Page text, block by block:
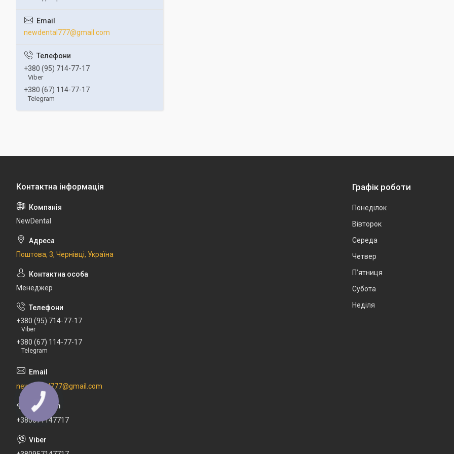
newdental777@gmail.com
+380 (95) 714-77-17
Viber
+380 (67) 114-77-17
Telegram
NewDental
Поштова, 3, Чернівці, Україна
Менеджер
+380 (95) 714-77-17
Viber
+380 (67) 114-77-17
Telegram
newdental777@gmail.com
+380671147717
Графік роботи
Понеділок
Вівторок
Середа
Четвер
Пʼятниця
Субота
Неділя